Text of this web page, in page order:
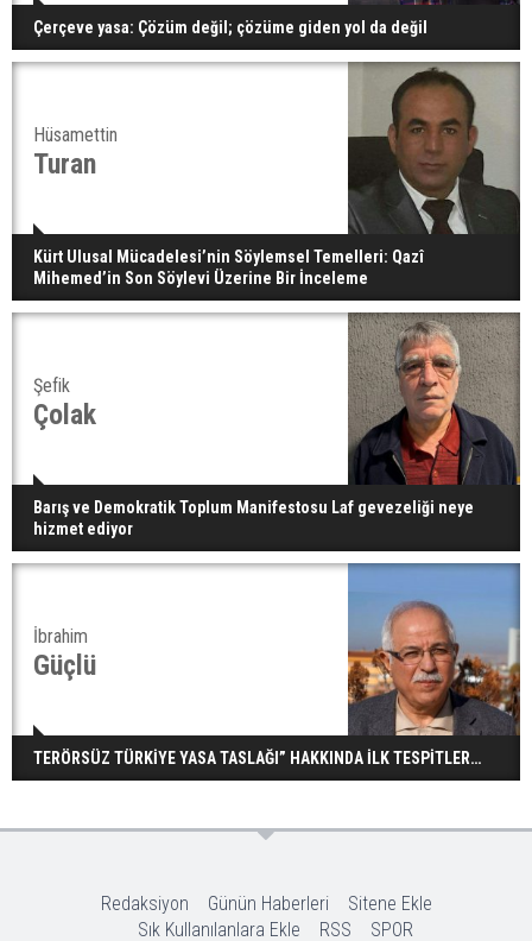
Çerçeve yasa: Çözüm değil; çözüme giden yol da değil
Hüsamettin
Turan
Kürt Ulusal Mücadelesi’nin Söylemsel Temelleri: Qazî
Mihemed’in Son Söylevi Üzerine Bir İnceleme
Şefik
Çolak
Barış ve Demokratik Toplum Manifestosu Laf gevezeliği neye
hizmet ediyor
İbrahim
Güçlü
TERÖRSÜZ TÜRKİYE YASA TASLAĞI” HAKKINDA İLK TESPİTLER…
Redaksiyon Günün Haberleri
Sitene Ekle
Sık Kullanılanlara Ekle
RSS SPOR